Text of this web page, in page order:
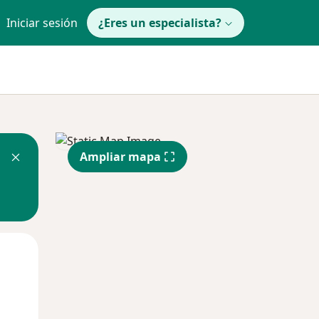
Iniciar sesión ¿Eres un especialista?
Ampliar mapa